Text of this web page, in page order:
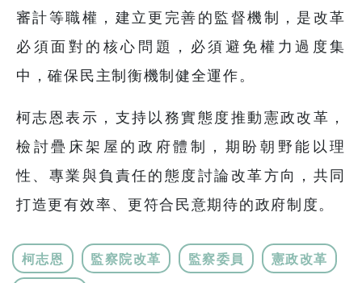
審計等職權，建立更完善的監督機制，是改革
必須面對的核心問題，必須避免權力過度集
中，確保民主制衡機制健全運作。
柯志恩表示，支持以務實態度推動憲政改革，
檢討疊床架屋的政府體制，期盼朝野能以理
性、專業與負責任的態度討論改革方向，共同
打造更有效率、更符合民意期待的政府制度。
柯志恩 監察院改革 監察委員 憲政改革